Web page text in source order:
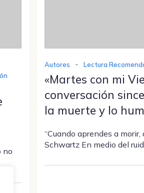
no
Autores - Lectura
«Martes con mi
conversación
la muerte y lo
“Cuando aprendes a
Schwartz En medio del